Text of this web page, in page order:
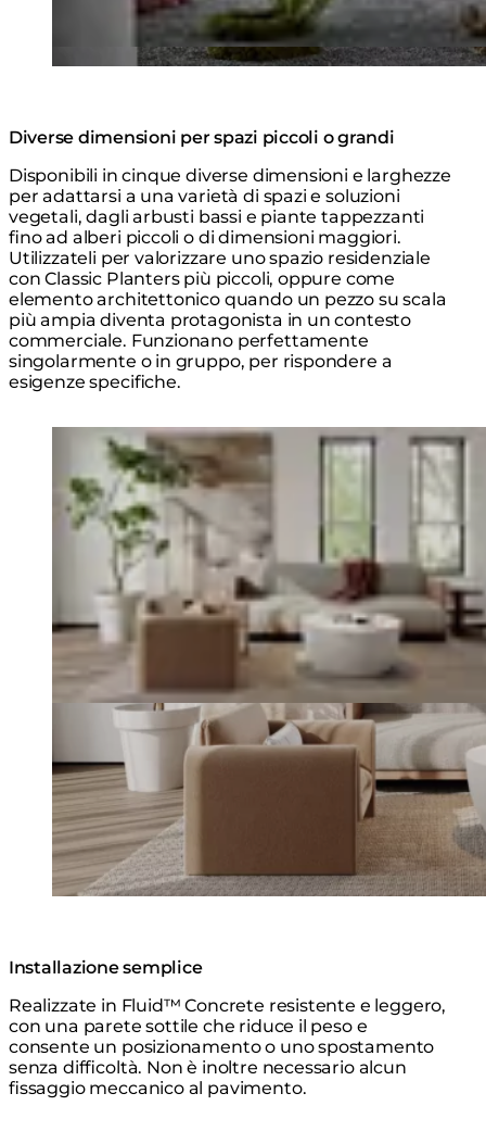
Diverse dimensioni per spazi piccoli o grandi
Disponibili in cinque diverse dimensioni e larghezze
per adattarsi a una varietà di spazi e soluzioni
vegetali, dagli arbusti bassi e piante tappezzanti
fino ad alberi piccoli o di dimensioni maggiori.
Utilizzateli per valorizzare uno spazio residenziale
con Classic Planters più piccoli, oppure come
elemento architettonico quando un pezzo su scala
più ampia diventa protagonista in un contesto
commerciale. Funzionano perfettamente
singolarmente o in gruppo, per rispondere a
esigenze specifiche.
Loading image...
Installazione semplice
Realizzate in Fluid™ Concrete resistente e leggero,
con una parete sottile che riduce il peso e
consente un posizionamento o uno spostamento
senza difficoltà. Non è inoltre necessario alcun
fissaggio meccanico al pavimento.